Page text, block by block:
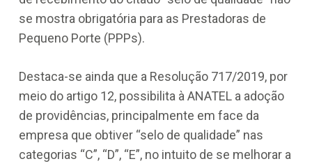
se mostra obrigatória para as Prestadoras de
Pequeno Porte (PPPs).
Destaca-se ainda que a Resolução 717/2019, por
meio do artigo 12, possibilita à ANATEL a adoção
de providências, principalmente em face da
empresa que obtiver “selo de qualidade” nas
categorias “C”, “D”, “E”, no intuito de se melhorar a